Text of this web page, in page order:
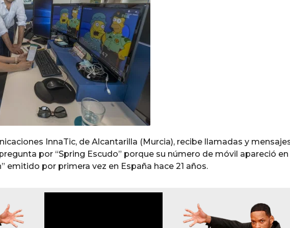
InnaTic, de Alcantarilla (Murcia), recibe llamadas y
por “Spring Escudo” porque su número de móvil apareció en
emitido por primera vez en España hace 21 años.